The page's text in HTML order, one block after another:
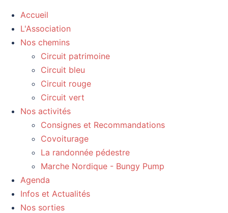
Accueil
L'Association
Nos chemins
Circuit patrimoine
Circuit bleu
Circuit rouge
Circuit vert
Nos activités
Consignes et Recommandations
Covoiturage
La randonnée pédestre
Marche Nordique - Bungy Pump
Agenda
Infos et Actualités
Nos sorties